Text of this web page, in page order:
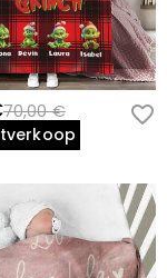
70,00 €